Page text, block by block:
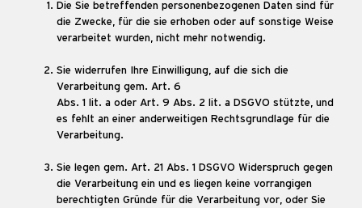
Die Sie betreffenden personenbezogenen Daten sind für
die Zwecke, für die sie erhoben oder auf sonstige Weise
verarbeitet wurden, nicht mehr notwendig.
Sie widerrufen Ihre Einwilligung, auf die sich die
Verarbeitung gem. Art. 6
Abs. 1 lit. a oder Art. 9 Abs. 2 lit. a DSGVO stützte, und
es fehlt an einer anderweitigen Rechtsgrundlage für die
Verarbeitung.
Sie legen gem. Art. 21 Abs. 1 DSGVO Widerspruch gegen
die Verarbeitung ein und es liegen keine vorrangigen
berechtigten Gründe für die Verarbeitung vor, oder Sie